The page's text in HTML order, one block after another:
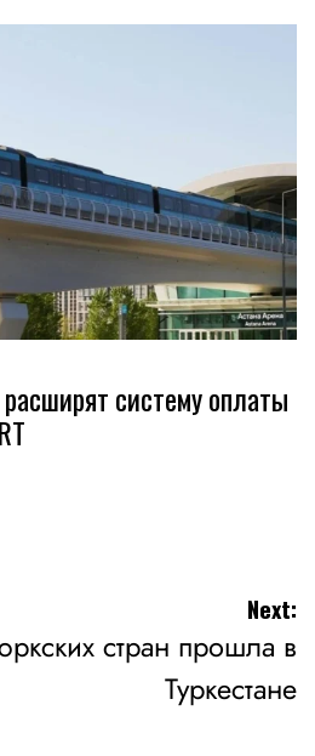
расширят систему оплаты
Next:
стран прошла в
Туркестане